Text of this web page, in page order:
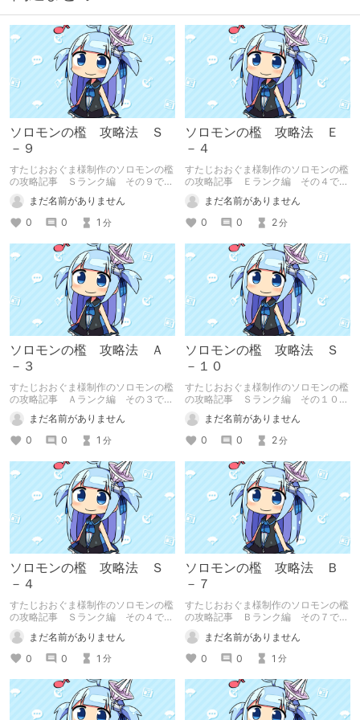
ソロモンの檻 攻略法 Ｓ
－９
すたじおおぐま様制作のソロモンの檻
の攻略記事 Ｓランク編 その９で
まだ名前がありません
0
0 1 分
ソロモンの檻 攻略法 Ｅ
－４
すたじおおぐま様制作のソロモンの檻
の攻略記事 Ｅランク編 その４で
まだ名前がありません
0
0 2分
ソロモンの檻 攻略法 Ａ
－３
すたじおおぐま様制作のソロモンの檻
の攻略記事 Ａランク編 その３で
まだ名前がありません
0
0 1 分
ソロモンの檻 攻略法 Ｓ
－１０
すたじおおぐま様制作のソロモンの檻
の攻略記事 Ｓランク編 その１０で
まだ名前がありません
0
0 2分
ソロモンの檻 攻略法 Ｓ
－４
すたじおおぐま様制作のソロモンの檻
の攻略記事 Ｓランク編 その４で
す。
まだ名前がありません
0
0 1 分
ソロモンの檻 攻略法 Ｂ
－７
すたじおおぐま様制作のソロモンの檻
の攻略記事 Ｂランク編 その７で
す。
まだ名前がありません
0
0 1 分